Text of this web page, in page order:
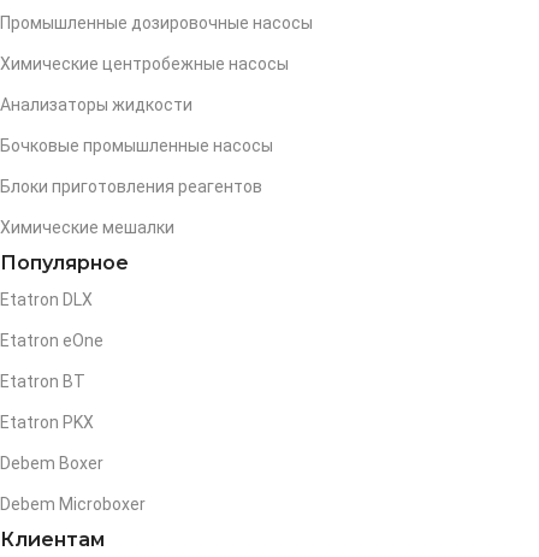
Промышленные дозировочные насосы
Химические центробежные насосы
Анализаторы жидкости
Бочковые промышленные насосы
Блоки приготовления реагентов
Химические мешалки
Популярное
Etatron DLX
Etatron eOne
Etatron BT
Etatron PKX
Debem Boxer
Debem Microboxer
Клиентам